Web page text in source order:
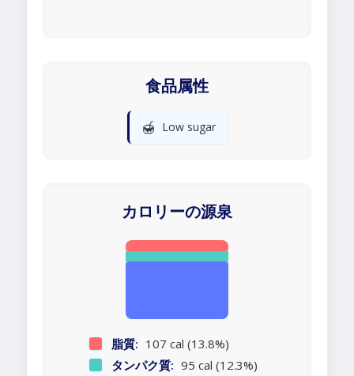
食品属性
🍯 Low sugar
カロリーの源泉
脂質: 107 cal (13.8%)
タンパク質: 95 cal (12.3%)